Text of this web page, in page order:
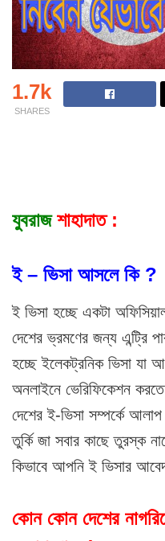
1.7k
SHARES
যুবরাজশাহাদাত :
ই – ভিসা আসলে কি ?
ই ভিসা হচ্ছে একটা
দেশের ভ্রমণের জন্য এন্ট্রি
হচ্ছে ইলেকট্রনিক ভিসা যা
অনলাইনে ভেরিফিকেশন
দেশের ই-ভিসা সম্পর্কে
তুর্কি জা সবার কাছে তুরস্ক
কিভাবে আপনি ই ভিসার
কোন কোন দেশের